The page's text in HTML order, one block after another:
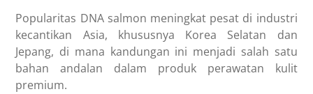
Popularitas DNA salmon meningkat pesat di industri
kecantikan Asia, khususnya Korea Selatan dan
Jepang, di mana kandungan ini menjadi salah satu
bahan andalan dalam produk perawatan kulit
premium.